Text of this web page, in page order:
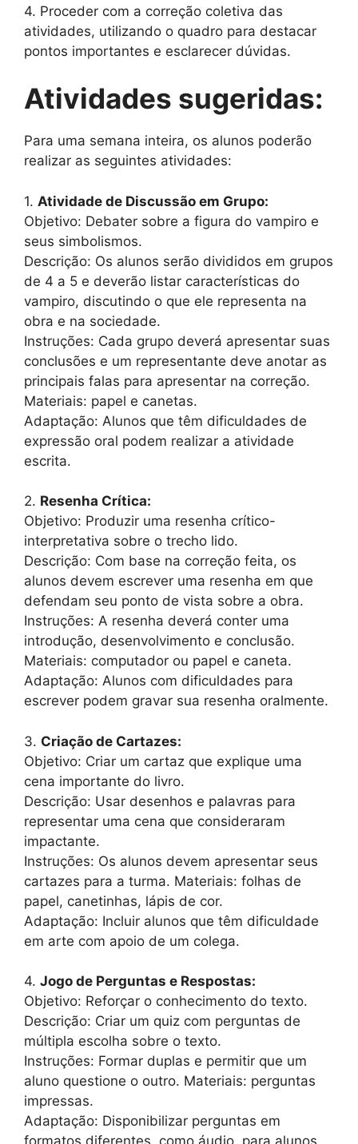
4. Proceder com a correção coletiva das
atividades, utilizando o quadro para destacar
pontos importantes e esclarecer dúvidas.
Atividades sugeridas:
Para uma semana inteira, os alunos poderão
realizar as seguintes atividades:
1. Atividade de Discussão em Grupo:
Objetivo: Debater sobre a figura do vampiro e
seus simbolismos.
Descrição: Os alunos serão divididos em grupos
de 4 a 5 e deverão listar características do
vampiro, discutindo o que ele representa na
obra e na sociedade.
Instruções: Cada grupo deverá apresentar suas
conclusões e um representante deve anotar as
principais falas para apresentar na correção.
Materiais: papel e canetas.
Adaptação: Alunos que têm dificuldades de
expressão oral podem realizar a atividade
escrita.
2. Resenha Crítica:
Objetivo: Produzir uma resenha crítico-
interpretativa sobre o trecho lido.
Descrição: Com base na correção feita, os
alunos devem escrever uma resenha em que
defendam seu ponto de vista sobre a obra.
Instruções: A resenha deverá conter uma
introdução, desenvolvimento e conclusão.
Materiais: computador ou papel e caneta.
Adaptação: Alunos com dificuldades para
escrever podem gravar sua resenha oralmente.
3. Criação de Cartazes:
Objetivo: Criar um cartaz que explique uma
cena importante do livro.
Descrição: Usar desenhos e palavras para
representar uma cena que consideraram
impactante.
Instruções: Os alunos devem apresentar seus
cartazes para a turma. Materiais: folhas de
papel, canetinhas, lápis de cor.
Adaptação: Incluir alunos que têm dificuldade
em arte com apoio de um colega.
4. Jogo de Perguntas e Respostas:
Objetivo: Reforçar o conhecimento do texto.
Descrição: Criar um quiz com perguntas de
múltipla escolha sobre o texto.
Instruções: Formar duplas e permitir que um
aluno questione o outro. Materiais: perguntas
impressas.
Adaptação: Disponibilizar perguntas em